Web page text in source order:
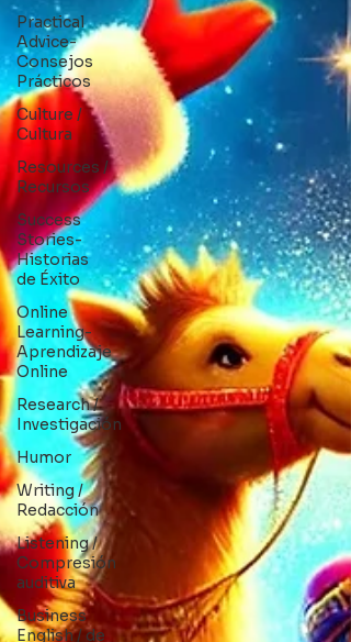
Practical
Advice-
Consejos
Prácticos
Culture /
Cultura
Resources /
Recursos
Success
Stories-
Historias
de Éxito
Online
Learning-
Aprendizaje
Online
Research /
Investigación
Humor
Writing /
Redacción
Listening /
Compresión
auditiva
Business
English / de